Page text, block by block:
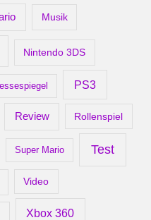
Musik
Nintendo 3DS
PS3
Review Rollenspiel
Super Mario Test
Video
Xbox 360